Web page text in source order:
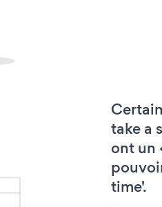
take a
ont un
time'.